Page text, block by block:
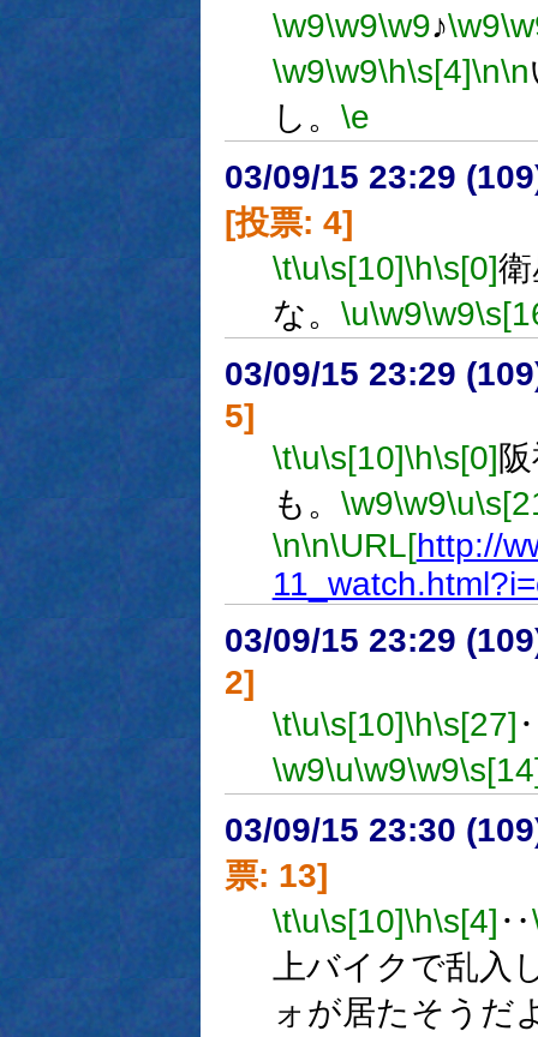
\w9\w9\w9♪\w9
\w9\w9\h\s[4]\n\n
し。 \e
03/09/15 23:29
[投票: 4]
\t\u\s[10]\h\s[0]
な。 \u\w9\w9
03/09/15 23:29
5]
\t\u\s[10]\h\s[0]
も。 \w9\w9\u
\n\n\URL[http://
03/09/15 23:29
2]
\t\u\s[10]\h\s[27]
\w9\u\w9\w9
03/09/15 23:30
票: 13]
\t\u\s[10]\h\s[4] ‥
上バイクで乱入
ォが居たそうだ